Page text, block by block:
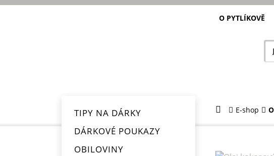
O PYTLÍKOVĚ
E-shop
TIPY NA DÁRKY
DÁRKOVÉ POUKAZY
OBILOVINY